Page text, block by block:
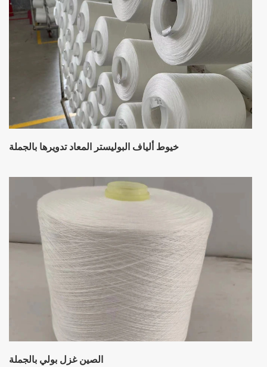
خيوط ألياف البوليستر المعاد تدويرها بالجملة
الصين غزل بولي بالجملة